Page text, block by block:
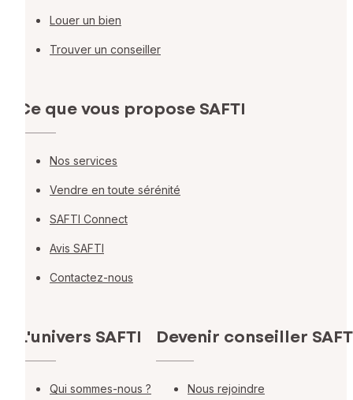
Louer un bien
Trouver un conseiller
Ce que vous propose SAFTI
Nos services
Vendre en toute sérénité
SAFTI Connect
Avis SAFTI
Contactez-nous
L'univers SAFTI
Qui sommes-nous ?
Devenir conseiller
Nous rejoindre